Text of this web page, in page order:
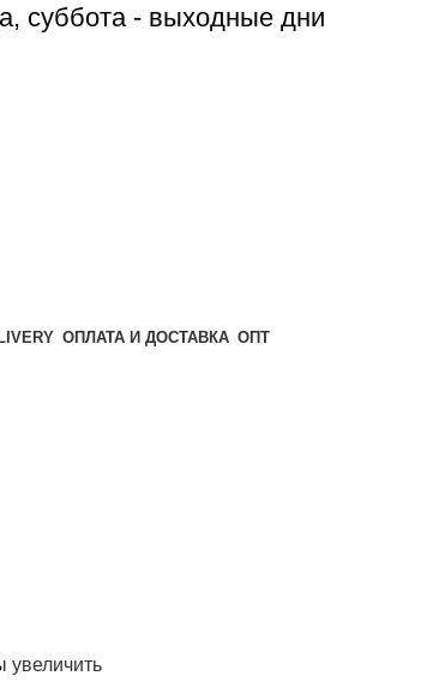
суббота - выходные дни
ОПЛАТА И ДОСТАВКА ОПТ
увеличить